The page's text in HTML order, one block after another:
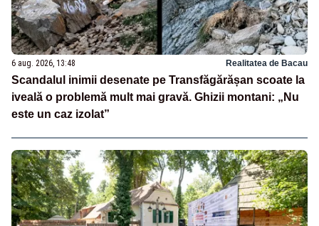
6 aug. 2026, 13:48 Realitatea de Bacau
Scandalul inimii desenate pe Transfăgărășan scoate la
iveală o problemă mult mai gravă. Ghizii montani: „Nu
este un caz izolat”